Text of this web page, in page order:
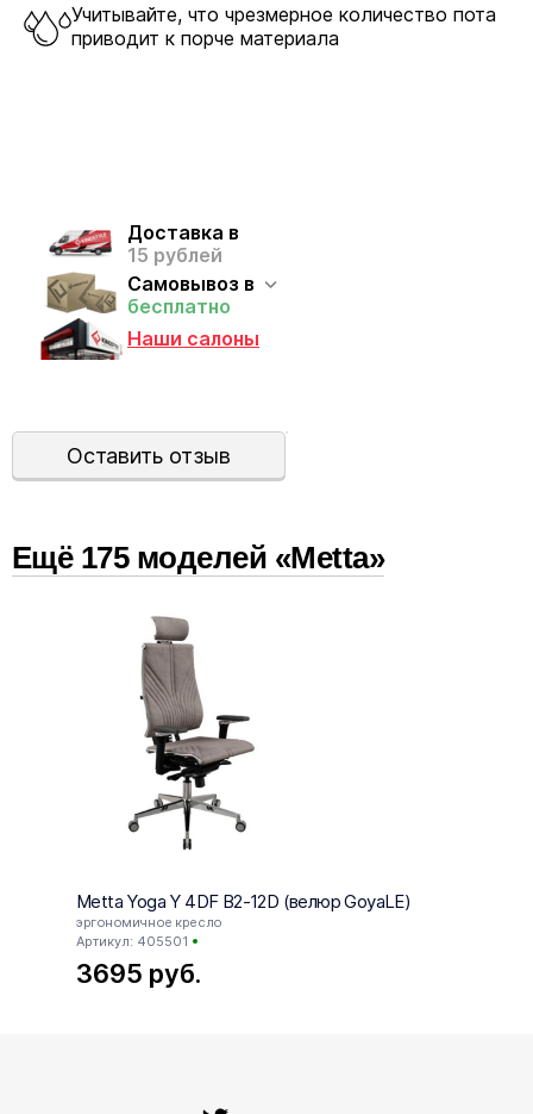
угол наклона кресла в любом положении.
Крестовины
Пластик выдерживает большой вес и интенсивное
использование. Стальные и алюминиевые модели
отличаются повышенной прочностью,
видом.
Пластиковая
В комплекте
Стальная
Учитывайте, что чрезмерное количество пота
приводит к порче материала
Доставка в
15 рублей
Самовывоз в
бесплатно
Наши салоны
Оставить отзыв
Ещё 175 моделей «Metta»
Metta Yoga Y 4DF B2-12D (велюр GoyaLE)
эргономичное кресло
Артикул: 405501
3695 руб.